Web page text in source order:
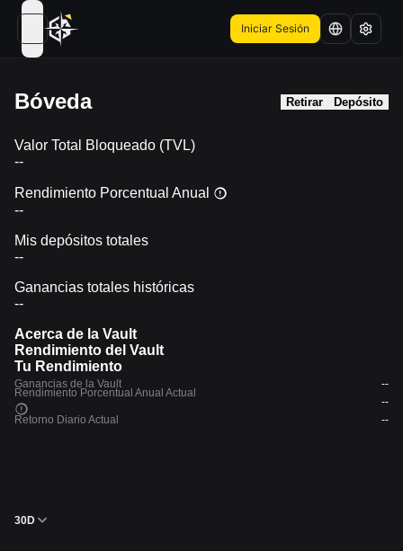
open navigation menu Iniciar Sesión
Bóveda Retirar Depósito
Valor Total Bloqueado (TVL)
--
Rendimiento Porcentual Anual
--
Mis depósitos totales
--
Ganancias totales históricas
--
Acerca de la Vault
Rendimiento del Vault
Tu Rendimiento
Ganancias de la Vault --
Rendimiento Porcentual Anual Actual
--
Retorno Diario Actual
--
30D